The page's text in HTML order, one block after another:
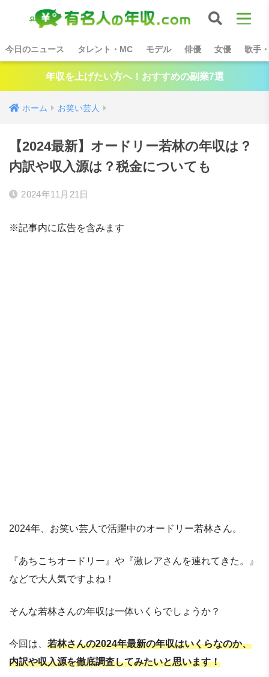
今日のニュース タレント・MC モデル 俳優 女優 歌手
年収を上げたい方へ！おすすめの副業7選
ホーム お笑い芸人
【2024最新】オードリー若林の年収は？
内訳や収入源は？税金についても
2024年11月21日
※記事内に広告を含みます
2024年、お笑い芸人で活躍中のオードリー若林さん。
『あちこちオードリー』や『激レアさんを連れてきた。』
などで大人気ですよね！
そんな若林さんの年収は一体いくらでしょうか？
今回は、 若林さんの2024年最新の年収はいくらなのか、
内訳や収入源を徹底調査してみたいと思います！